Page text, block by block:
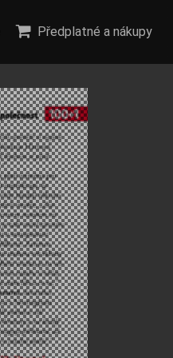
Předplatné a nákupy